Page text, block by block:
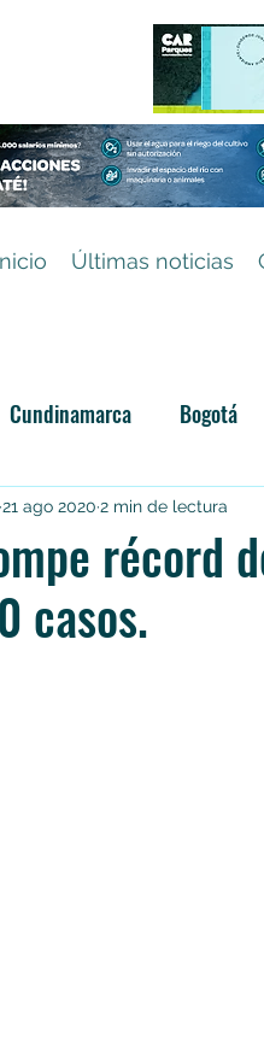
Últimas noticias
Cundinamarca Bogotá
Categoría sin título
récord
casos.
21 ago 2020 2 min de lectura